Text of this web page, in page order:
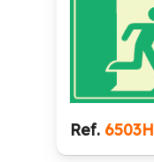
Ref. 6503H